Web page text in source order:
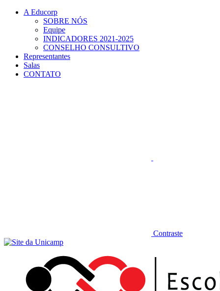
Conteúdo principal
A Educorp
SOBRE NÓS
Equipe
INDICADORES 2021-2025
CONSELHO CONSULTIVO
Representantes
Salas
CONTATO
Contraste